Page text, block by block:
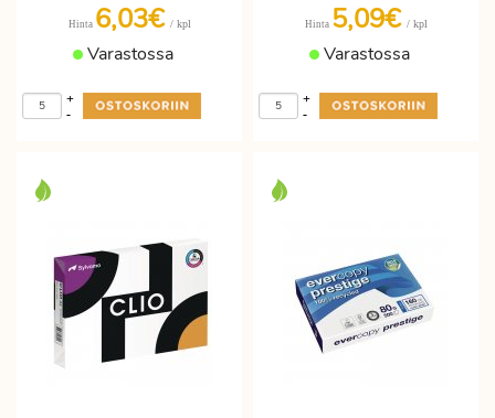
Hinta 6,03€ / kpl
Varastossa
-
+
Hinta 5,09€ / kpl
Varastossa
-
+